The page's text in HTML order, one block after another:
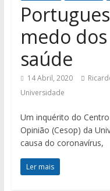
medo
saúde
14 Abril, 2020
Universidade
Um inquérito do
Opinião (Cesop) da
causa do coronavírus,
Ler mais